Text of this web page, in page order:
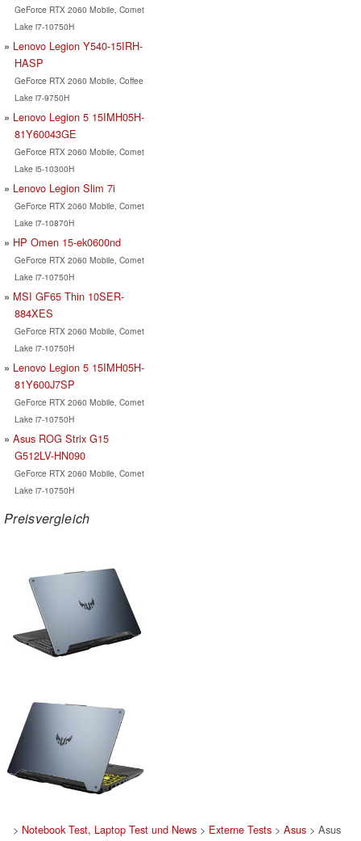
GeForce RTX 2060 Mobile, Comet
Lake i7-10750H
Lenovo Legion Y540-15IRH-
HASP
GeForce RTX 2060 Mobile, Coffee
Lake i7-9750H
Lenovo Legion 5 15IMH05H-
81Y60043GE
GeForce RTX 2060 Mobile, Comet
Lake i5-10300H
Lenovo Legion Slim 7i
GeForce RTX 2060 Mobile, Comet
Lake i7-10870H
HP Omen 15-ek0600nd
GeForce RTX 2060 Mobile, Comet
Lake i7-10750H
MSI GF65 Thin 10SER-
884XES
GeForce RTX 2060 Mobile, Comet
Lake i7-10750H
Lenovo Legion 5 15IMH05H-
81Y600J7SP
GeForce RTX 2060 Mobile, Comet
Lake i7-10750H
Asus ROG Strix G15
G512LV-HN090
GeForce RTX 2060 Mobile, Comet
Lake i7-10750H
Preisvergleich
> Notebook Test, Laptop Test und News> Externe Tests> Asus> Asus